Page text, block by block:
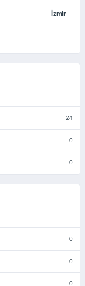
İzmir
24
0
0
0
0
0